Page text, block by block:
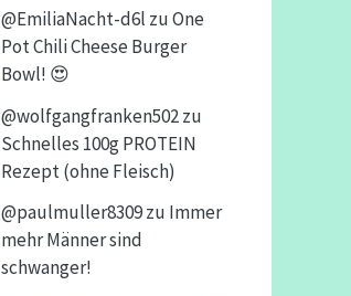
@EmiliaNacht-d6l zuOne
Pot Chili Cheese Burger
Bowl! 😍
@wolfgangfranken502zu
Schnelles 100g PROTEIN
Rezept (ohne Fleisch)
@paulmuller8309zu Immer
mehr Männer sind
schwanger!